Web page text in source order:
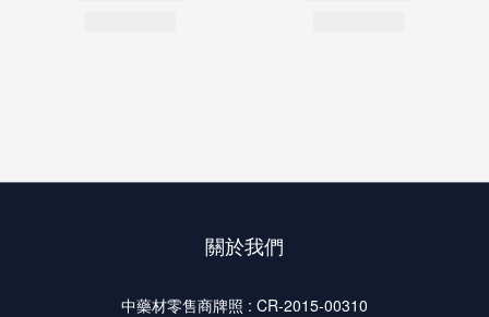
關於我們
中藥材零售商牌照 : CR-2015-00310